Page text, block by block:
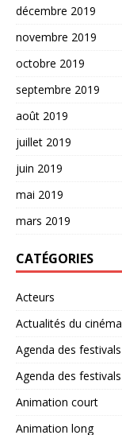
décembre 2019
novembre 2019
octobre 2019
septembre 2019
août 2019
juillet 2019
juin 2019
mai 2019
mars 2019
CATÉGORIES
Acteurs
Actualités du cinéma
Agenda des festivals
Agenda des festivals
Animation court
Animation long